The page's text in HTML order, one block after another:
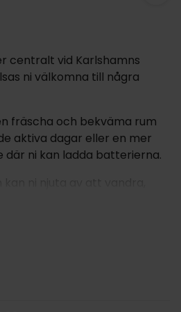
centralt vid Karlshamns
ni välkomna till några
fräscha och bekväma rum
aktiva dagar eller en mer
där ni kan ladda batterierna.
vackra landskapet - det är
också passa på att fiska lax
Reser ni med barnen kan vi
på Kreativum Science